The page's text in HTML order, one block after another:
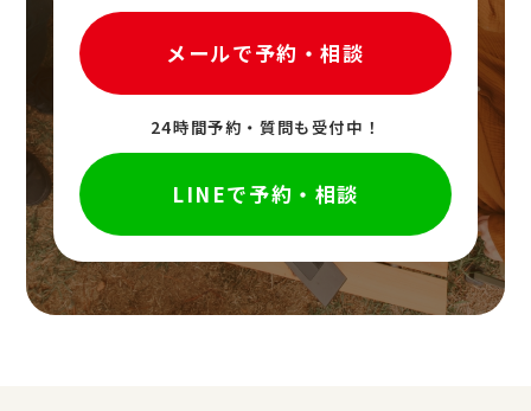
メールで予約・相談
24時間予約・質問も受付中！
LINEで予約・相談